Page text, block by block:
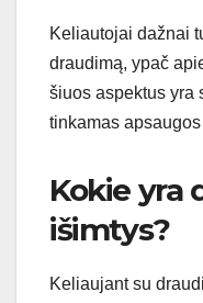
Keliautojai dažnai
draudimą, ypač
šiuos aspektus yra
tinkamas
Kokie yra
išimtys?
Keliaujant su